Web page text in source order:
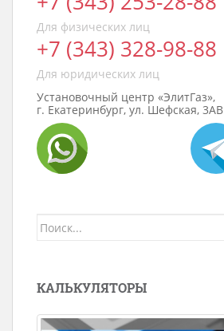
Для физических лиц
+7 (343) 328-98-88
Для юридических лиц
Установочный центр «ЭлитГаз»,
г. Екатеринбург, ул. Шефская, 3АВ
Поиск
КАЛЬКУЛЯТОРЫ